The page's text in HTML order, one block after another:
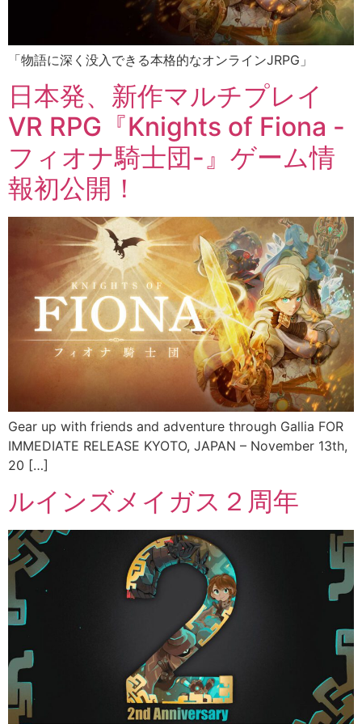
「物語に深く没入できる本格的なオンラインJRPG」
日本発、新作マルチプレイ
VR RPG『Knights of Fiona -
フィオナ騎士団-』ゲーム情
報初公開！
Gear up with friends and adventure through Gallia FOR
IMMEDIATE RELEASE KYOTO, JAPAN – November 13th,
20 […]
ルインズメイガス２周年